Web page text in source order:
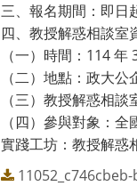
三、報名期間：即日
四、教授解惑相談室
（一）時間：114
（二）地點：政大公
（三）教授解惑相
（四）參與對象：
實踐工坊：教授解惑